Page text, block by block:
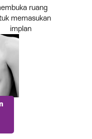
ruang
memasukan
implan